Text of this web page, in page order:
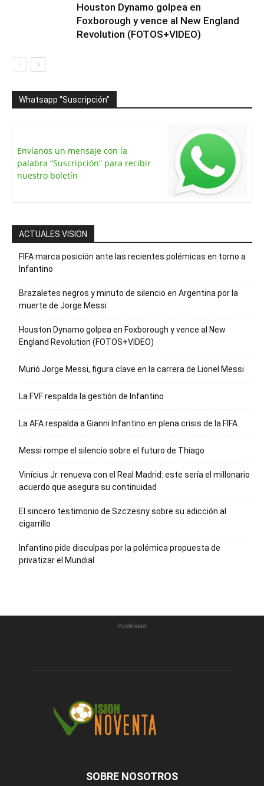
Houston Dynamo golpea en
Foxborough y vence al New England
Revolution (FOTOS+VIDEO)
Whatsapp “Suscripción”
Envíanos un mensaje con la
palabra “Suscripción” para recibir
nuestro boletín
ACTUALES VISION
FIFA marca posición ante las recientes polémicas en torno a
Infantino
Brazaletes negros y minuto de silencio en Argentina por la
muerte de Jorge Messi
Houston Dynamo golpea en Foxborough y vence al New
England Revolution (FOTOS+VIDEO)
Murió Jorge Messi, figura clave en la carrera de Lionel Messi
La FVF respalda la gestión de Infantino
La AFA respalda a Gianni Infantino en plena crisis de la FIFA
Messi rompe el silencio sobre el futuro de Thiago
Vinícius Jr. renueva con el Real Madrid: este sería el millonario
acuerdo que asegura su continuidad
El sincero testimonio de Szczesny sobre su adicción al
cigarrillo
Infantino pide disculpas por la polémica propuesta de
privatizar el Mundial
Publicidad
SOBRE NOSOTROS